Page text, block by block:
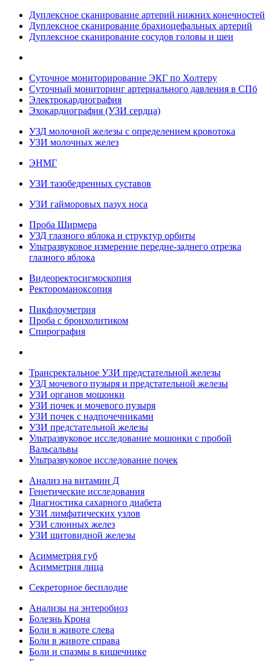
Дуплексное сканирование артерий нижних конечностей
Дуплексное сканирование брахиоцефальных артерий
Дуплексное сканирование сосудов головы и шеи
Суточное мониторирование ЭКГ по Холтеру
Суточный мониторинг артериального давления в СПб
Электрокардиография
Эхокардиография (УЗИ сердца)
УЗД молочной железы с определением кровотока
УЗИ молочных желез
ЭНМГ
УЗИ тазобедренных суставов
УЗИ гайморовых пазух носа
Проба Ширмера
УЗД глазного яблока и структур орбиты
Ультразвуковое измерение передне-заднего отрезка
глазного яблока
Видеоректосигмоскопия
Ректороманоксопия
Пикфлоуметрия
Проба с бронхолитиком
Спирография
Трансректальное УЗИ предстательной железы
УЗД мочевого пузыря и предстательной железы
УЗИ органов мошонки
УЗИ почек и мочевого пузыря
УЗИ почек с надпочечниками
УЗИ предстательной железы
Ультразвуковое исследование мошонки с пробой
Вальсальвы
Ультразвуковое исследование почек
Анализ на витамин Д
Генетические исследования
Диагностика сахарного диабета
УЗИ лимфатических узлов
УЗИ слюнных желез
УЗИ щитовидной железы
Асимметрия губ
Асимметрия лица
Секреторное бесплодие
Анализы на энтеробиоз
Болезнь Крона
Боли в животе слева
Боли в животе справа
Боли и спазмы в кишечнике